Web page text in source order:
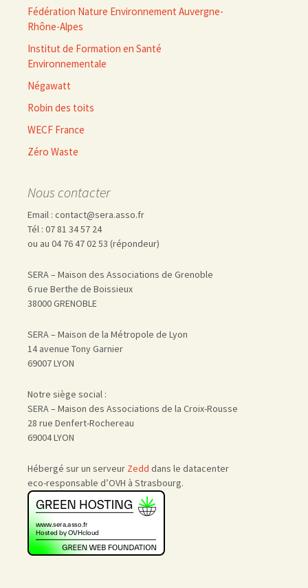
Fédération Nature Environnement Auvergne-
Rhône-Alpes
Institut de Formation en Santé
Environnementale
Négawatt
Robin des toits
WECF France
Zéro Waste
Nous contacter
Email : contact@sera.asso.fr
Tél : 07 81 34 57 24
ou au 04 76 47 02 53 (répondeur)
SERA – Maison des Associations de Grenoble
6 rue Berthe de Boissieux
38000 GRENOBLE
SERA – Maison de la Métropole de Lyon
14 avenue Tony Garnier
69007 LYON
Notre siège social :
SERA – Maison des Associations de la Croix-Rousse
28 rue Denfert-Rochereau
69004 LYON
Hébergé sur un serveur Zedd dans le datacenter
eco-responsable d’OVH à Strasbourg.